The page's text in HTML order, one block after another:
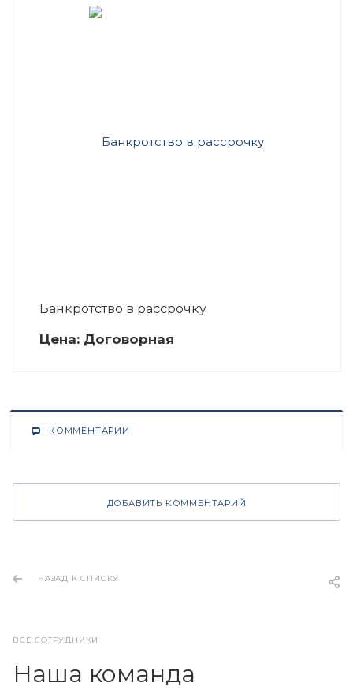
Банкротство в рассрочку
Цена: Договорная
КОММЕНТАРИИ
ДОБАВИТЬ КОММЕНТАРИЙ
НАЗАД К СПИСКУ
ВСЕ СОТРУДНИКИ
Наша команда